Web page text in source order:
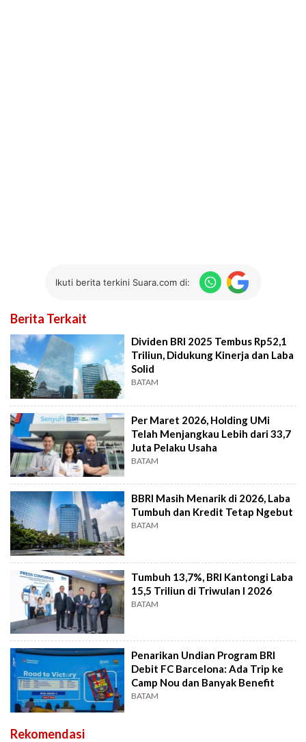
Ikuti berita terkini Suara.com di:
Berita Terkait
Dividen BRI 2025 Tembus Rp52,1
Triliun, Didukung Kinerja dan Laba
Solid
BATAM
Per Maret 2026, Holding UMi
Telah Menjangkau Lebih dari 33,7
Juta Pelaku Usaha
BATAM
BBRI Masih Menarik di 2026, Laba
Tumbuh dan Kredit Tetap Ngebut
BATAM
Tumbuh 13,7%, BRI Kantongi Laba
15,5 Triliun di Triwulan I 2026
BATAM
Penarikan Undian Program BRI
Debit FC Barcelona: Ada Trip ke
Camp Nou dan Banyak Benefit
BATAM
Rekomendasi